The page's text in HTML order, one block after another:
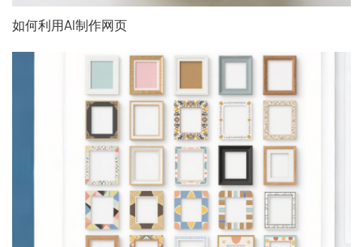
如何利用AI制作网页